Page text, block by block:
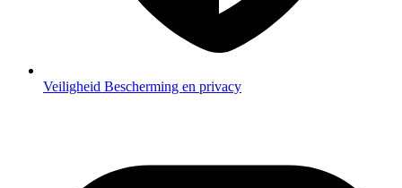
Veiligheid Bescherming en privacy